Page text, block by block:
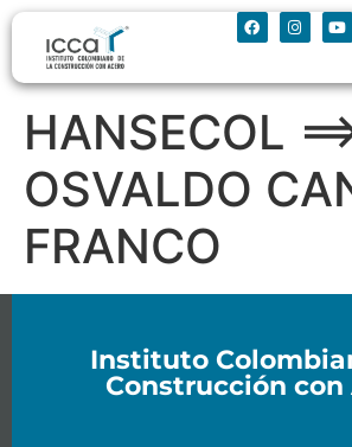
HANSECOL
OSVALDO
FRANCO
Instituto
Construcción con